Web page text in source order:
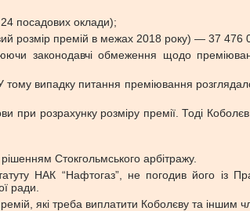
посадових оклади);
розмір премій в межах 2018 року) — 37 476
законодавчі обмеження щодо
випадку питання преміювання
при розрахунку розміру премії. Тоді
Стокгольмського арбітражу.
НАК “Нафтогаз”, не погодив його із
ради.
які треба виплатити Коболєву та іншим